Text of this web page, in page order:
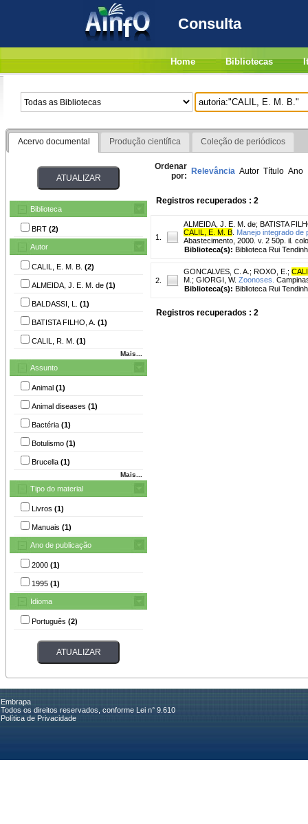
Consulta
Home Bibliotecas
Acervo documental Produção científica Coleção de periódicos
Biblioteca
BRT (2)
Autor
CALIL, E. M. B. (2)
ALMEIDA, J. E. M. de (1)
BALDASSI, L. (1)
BATISTA FILHO, A. (1)
CALIL, R. M. (1)
Mais...
Assunto
Animal (1)
Animal diseases (1)
Bactéria (1)
Botulismo (1)
Brucella (1)
Mais...
Tipo do material
Livros (1)
Manuais (1)
Ano de publicação
2000 (1)
1995 (1)
Idioma
Português (2)
Ordenar
por: Relevância Autor Título Ano
Registros recuperados : 2
1.
ALMEIDA, J. E. M. de; BATISTA
CALIL, E. M. B Manejo integrado
Abastecimento, 2000. v. 2 50p. il.
Biblioteca(s): Biblioteca Rui
2.
GONCALVES, C. A. ; ROXO, E. ;
M. ; GIORGI, W. Zoonoses.
Biblioteca(s): Biblioteca Rui
Registros recuperados : 2
Embrapa
Todos os direitos reservados, conforme Lei n° 9.610
Política de Privacidade